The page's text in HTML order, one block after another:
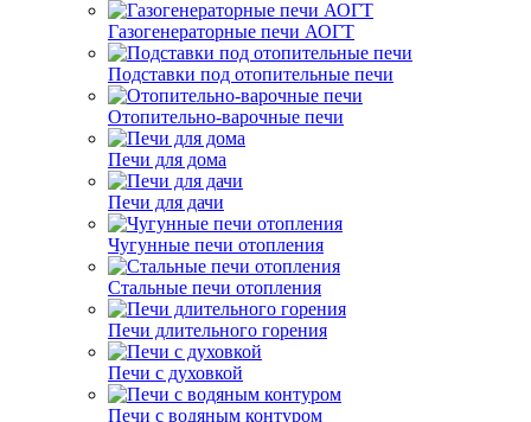
Газогенераторные печи АОГТ
Подставки под отопительные печи
Отопительно-варочные печи
Печи для дома
Печи для дачи
Чугунные печи отопления
Стальные печи отопления
Печи длительного горения
Печи с духовкой
Печи с водяным контуром